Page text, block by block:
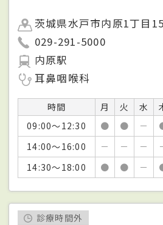
茨城県水戸市内原1丁目
029-291-5000
内原駅
耳鼻咽喉科
時間 月 火 水
09:00～12:30
● ● －
14:00～16:00
－ － －
14:30～18:00
● ● －
診療時間外